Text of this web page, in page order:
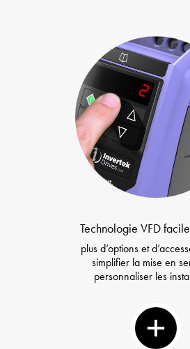
Technologie VFD
plus d’options et
simplifier la mise en
personnaliser les